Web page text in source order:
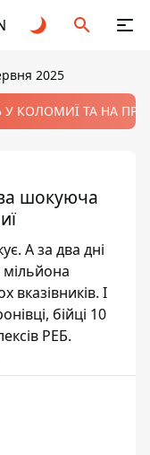
2025
КОЛОМИЇ ТА НА
шокуюча
А за два дні
вказівників. І
бійці 10
РЕБ.